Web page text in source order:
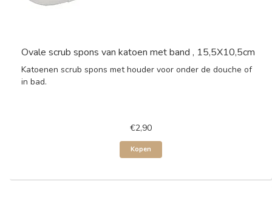
Ovale scrub spons van katoen met band , 15,5X10,5cm
Katoenen scrub spons met houder voor onder de douche of
in bad.
€2,90
Kopen